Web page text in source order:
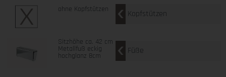
ohne Kopfstützen Kopfstützen
Sitzhöhe ca. 42 cm
Metallfuß eckig
hochglanz 8cm Füße